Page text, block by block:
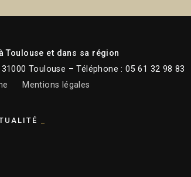
Toulouse et dans sa région
31000 Toulouse – Téléphone : 05 61 32 98 83
Mentions légales